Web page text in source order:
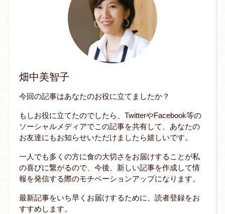
畑中美智子
今回の記事はあなたのお役に立てましたか？
もしお役に立てたのでしたら、TwitterやFacebook等の
ソーシャルメディアでこの記事を共有して、あなたの
お友達にもお知らせいただけましたら嬉しいです。
一人でも多くの方に食の大切さをお届けすることが私
の喜びに繋がるので、今後、新しい記事を作成して情
報を発信する際のモチベーションアップになります。
最新記事をいち早くお届けするために、読者登録をお
すすめします。